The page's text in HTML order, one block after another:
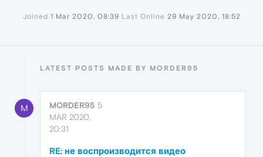
Joined 1 Mar 2020, 08:39 Last Online 29 May 2020, 18:52
LATEST POSTS MADE BY MORDER95
M MORDER95 5
MAR 2020,
20:31
RE: не воспроизводится видео